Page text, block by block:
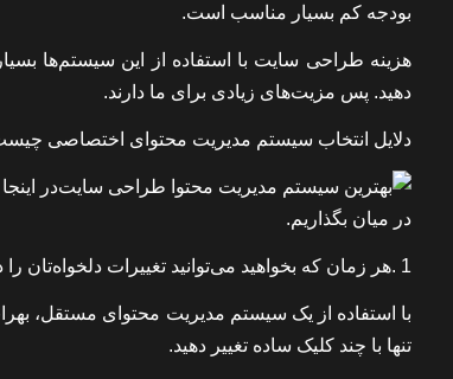
بودجه کم بسیار مناسب است.
هزینه طراحی سایت با استفاده از این سیستم‌ها
دهید. پس مزیت‌های زیادی برای ما دارند.
دلایل انتخاب سیستم مدیریت محتوای اختصاصی
در
در میان بگذاریم.
1 .هر زمان که بخواهید می‌توانید تغییرات دلخواه‌تان
با استفاده از یک سیستم مدیریت محتوای مستقل،
تنها با چند کلیک ساده تغییر دهید.